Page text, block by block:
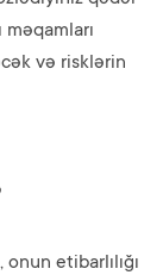
və risklərin
etibarlılığı